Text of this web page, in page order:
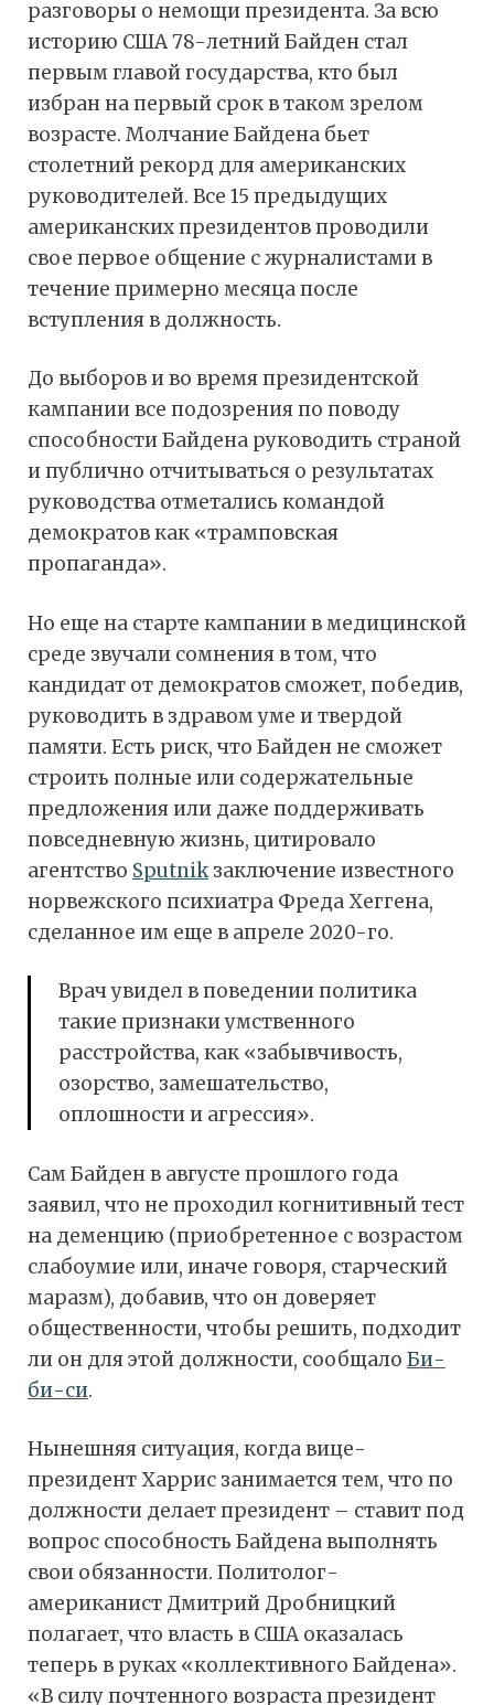
разговоры о немощи президента. За всю
историю США 78-летний Байден стал
первым главой государства, кто был
избран на первый срок в таком зрелом
возрасте. Молчание Байдена бьет
столетний рекорд для американских
руководителей. Все 15 предыдущих
американских президентов проводили
свое первое общение с журналистами в
течение примерно месяца после
вступления в должность.
До выборов и во время президентской
кампании все подозрения по поводу
способности Байдена руководить страной
и публично отчитываться о результатах
руководства отметались командой
демократов как «трамповская
пропаганда».
Но еще на старте кампании в медицинской
среде звучали сомнения в том, что
кандидат от демократов сможет, победив,
руководить в здравом уме и твердой
памяти. Есть риск, что Байден не сможет
строить полные или содержательные
предложения или даже поддерживать
повседневную жизнь, цитировало
агентство Sputnikзаключение известного
норвежского психиатра Фреда Хеггена,
сделанное им еще в апреле 2020-го.
Врач увидел в поведении политика
такие признаки умственного
расстройства, как «забывчивость,
озорство, замешательство,
оплошности и агрессия».
Сам Байден в августе прошлого года
заявил, что не проходил когнитивный тест
на деменцию (приобретенное с возрастом
слабоумие или, иначе говоря, старческий
маразм), добавив, что он доверяет
общественности, чтобы решить, подходит
ли он для этой должности, сообщало Би-
би-си.
Нынешняя ситуация, когда вице-
президент Харрис занимается тем, что по
должности делает президент – ставит под
вопрос способность Байдена выполнять
свои обязанности. Политолог-
американист Дмитрий Дробницкий
полагает, что власть в США оказалась
теперь в руках «коллективного Байдена».
«В силу почтенного возраста президент